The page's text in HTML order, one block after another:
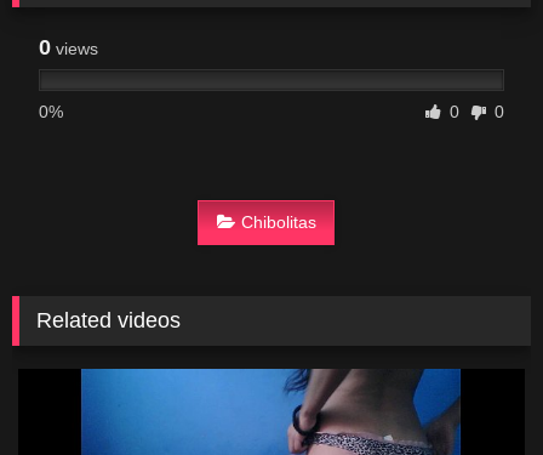
0 views
0% 0 0
Chibolitas
Related videos